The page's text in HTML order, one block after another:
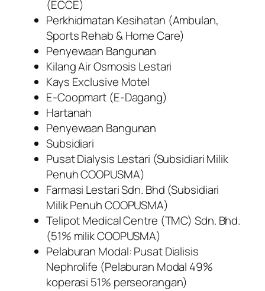
(ECCE)
Perkhidmatan Kesihatan (Ambulan,
Sports Rehab & Home Care)
Penyewaan Bangunan
Kilang Air Osmosis Lestari
Kays Exclusive Motel
E-Coopmart (E-Dagang)
Hartanah
Penyewaan Bangunan
Subsidiari
Pusat Dialysis Lestari (Subsidiari Milik
Penuh COOPUSMA)
Farmasi Lestari Sdn. Bhd (Subsidiari
Milik Penuh COOPUSMA)
Telipot Medical Centre (TMC) Sdn. Bhd.
(51% milik COOPUSMA)
Pelaburan Modal: Pusat Dialisis
Nephrolife (Pelaburan Modal 49%
koperasi 51% perseorangan)